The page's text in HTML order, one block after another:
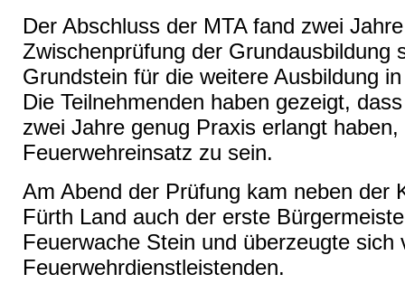
Der Abschluss der MTA fand zwei
Zwischenprüfung der Grundausbildung
Grundstein für die weitere Ausbildung
Die Teilnehmenden haben gezeigt,
zwei Jahre genug Praxis erlangt
Feuerwehreinsatz zu sein.
Am Abend der Prüfung kam neben der
Fürth Land auch der erste
Feuerwache Stein und überzeugte sich
Feuerwehrdienstleistenden.